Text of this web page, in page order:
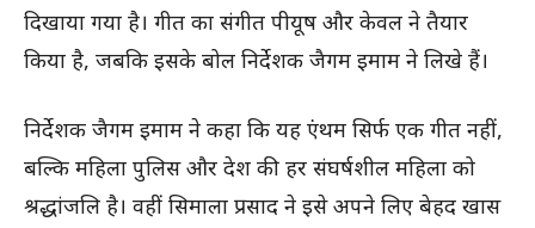
दिखाया गया है। गीत का संगीत पीयूष और केवल ने तैयार
किया है, जबकि इसके बोल निर्देशक जैगम इमाम ने लिखे हैं।
निर्देशक जैगम इमाम ने कहा कि यह एंथम सिर्फ एक गीत नहीं,
बल्कि महिला पुलिस और देश की हर संघर्षशील महिला को
श्रद्धांजलि है। वहीं सिमाला प्रसाद ने इसे अपने लिए बेहद खास